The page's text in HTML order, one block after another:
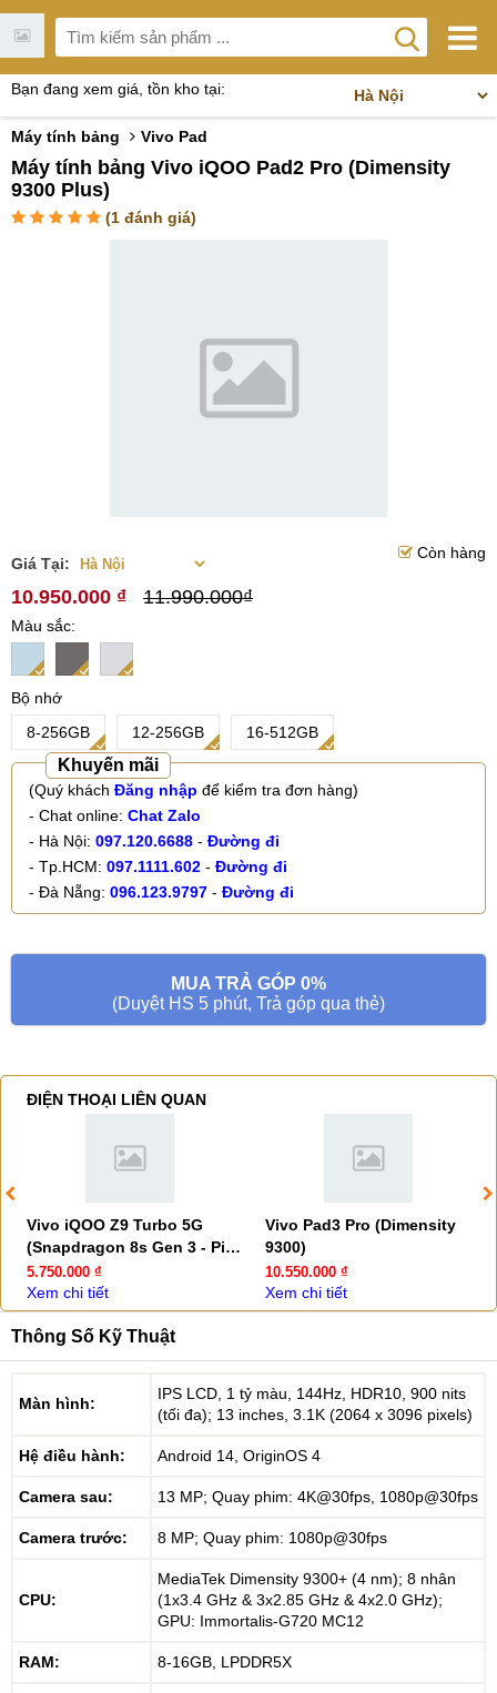
Bạn đang xem giá, tồn kho tại:
Máy tính bảng Vivo Pad
Máy tính bảng Vivo iQOO Pad2 Pro (Dimensity
9300 Plus)
(1 đánh giá)
Giá Tại:
10.950.000 ₫ 11.990.000₫
Còn hàng
Màu sắc
Bộ nhớ
8-256GB
12-256GB 16-512GB
Khuyến mãi
(Quý khách Đăng nhập để kiểm tra đơn hàng)
- Chat online: Chat Zalo
- Hà Nội: 097.120.6688 - Đường đi
- Tp.HCM: 097.1111.602 - Đường đi
- Đà Nẵng: 096.123.9797 - Đường đi
MUA TRẢ GÓP 0%
(Duyệt HS 5 phút, Trả góp qua thẻ)
ĐIỆN THOẠI LIÊN QUAN
Vivo iQOO Z9 Turbo 5G
(Snapdragon 8s Gen 3 - Pin
6000mAh)
5.750.000 ₫
Xem chi tiết
Vivo Pad3 Pro (Dimensity
9300)
10.550.000 ₫
Xem chi tiết
Thông Số Kỹ Thuật
Màn hình:
IPS LCD, 1 tỷ màu, 144Hz, HDR10, 900 nits
(tối đa); 13 inches, 3.1K (2064 x 3096 pixels)
Hệ điều hành: Android 14, OriginOS 4
Camera sau: 13 MP; Quay phim: 4K@30fps, 1080p@30fps
Camera trước: 8 MP; Quay phim: 1080p@30fps
CPU:
MediaTek Dimensity 9300+ (4 nm); 8 nhân
(1x3.4 GHz & 3x2.85 GHz & 4x2.0 GHz);
GPU: Immortalis-G720 MC12
RAM: 8-16GB, LPDDR5X